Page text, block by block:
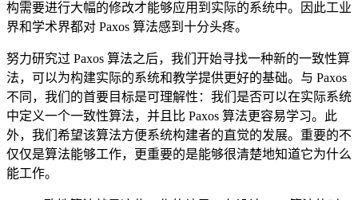
构需要进行大幅的修改才能够应用到实际的系统中。因此工业
界和学术界都对 Paxos 算法感到十分头疼。
努力研究过 Paxos 算法之后，我们开始寻找一种新的一致性算
法，可以为构建实际的系统和教学提供更好的基础。与 Paxos
不同，我们的首要目标是可理解性：我们是否可以在实际系统
中定义一个一致性算法，并且比 Paxos 算法更容易学习。此
外，我们希望该算法方便系统构建者的直觉的发展。重要的不
仅仅是算法能够工作，更重要的是能够很清楚地知道它为什么
能工作。